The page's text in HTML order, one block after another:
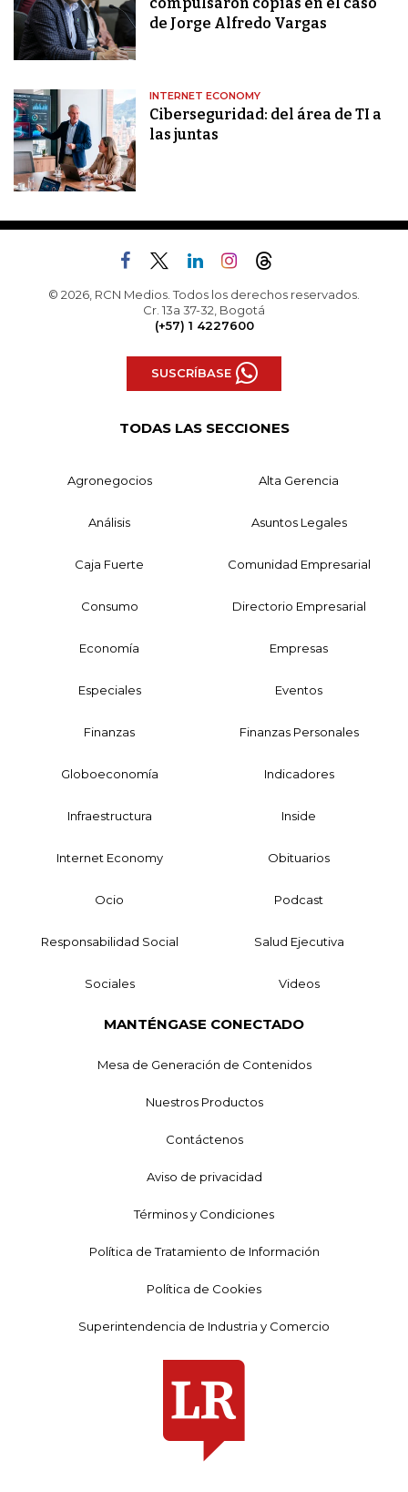
de Jorge Alfredo Vargas
INTERNET ECONOMY
Ciberseguridad: del área de TI a
las juntas
© 2026, RCN Medios. Todos los derechos reservados.
Cr. 13a 37-32, Bogotá
(+57) 1 4227600
SUSCRÍBASE
TODAS LAS SECCIONES
Agronegocios Alta Gerencia
Análisis Asuntos Legales
Caja Fuerte Comunidad Empresarial
Consumo Directorio Empresarial
Economía Empresas
Especiales Eventos
Finanzas Finanzas Personales
Globoeconomía Indicadores
Infraestructura Inside
Internet Economy Obituarios
Ocio Podcast
Responsabilidad Social Salud Ejecutiva
Sociales Videos
MANTÉNGASE CONECTADO
Mesa de Generación de Contenidos
Nuestros Productos
Contáctenos
Aviso de privacidad
Términos y Condiciones
Política de Tratamiento de Información
Política de Cookies
Superintendencia de Industria y Comercio